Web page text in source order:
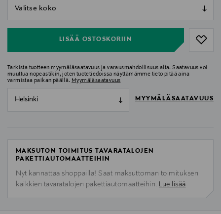
LISÄÄ OSTOSKORIIN
Tarkista tuotteen myymäläsaatavuus ja varausmahdollisuus alta. Saatavuus voi
muuttua nopeastikin, joten tuotetiedoissa näyttämämme tieto pitää aina
varmistaa paikan päällä. Myymäläsaatavuus
Helsinki MYYMÄLÄSAATAVUUS
MAKSUTON TOIMITUS TAVARATALOJEN
PAKETTIAUTOMAATTEIHIN
Nyt kannattaa shoppailla! Saat maksuttoman toimituksen
kaikkien tavaratalojen pakettiautomaatteihin. Lue lisää